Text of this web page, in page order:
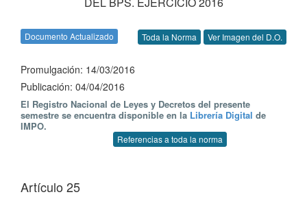
Documento Actualizado Toda la Norma Ver Imagen del D.O.
Promulgación: 14/03/2016
Publicación: 04/04/2016
El Registro Nacional de Leyes y Decretos del presente
semestre se encuentra disponible en la Librería Digital de
IMPO.
Referencias a toda la norma
Artículo 25